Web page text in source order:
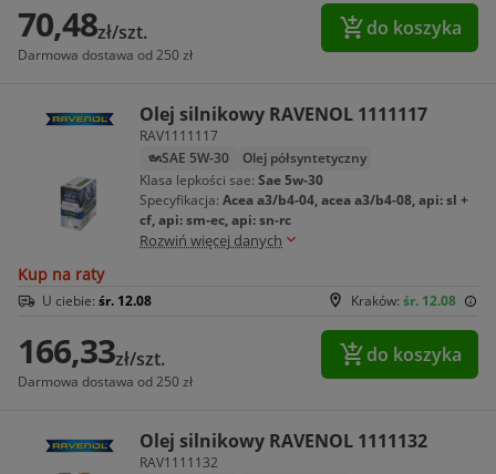
70,48zł/szt.
Darmowa dostawa od 250 zł
do koszyka
Olej silnikowy RAVENOL 1111117
RAV1111117
SAE 5W-30
Olej półsyntetyczny
Klasa lepkości sae: Sae 5w-30
Specyfikacja: Acea a3/b4-04, acea a3/b4-08, api: sl +
cf, api: sm-ec, api: sn-rc
Rozwiń więcej danych
Kup na raty
Kraków: śr. 12.08
U ciebie: śr. 12.08
166,33zł/szt.
Darmowa dostawa od 250 zł
do koszyka
Olej silnikowy RAVENOL 1111132
RAV1111132